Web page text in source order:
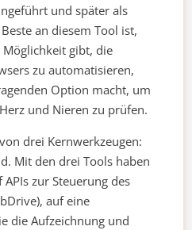
und später als
an diesem Tool ist,
Möglichkeit gibt, die
zu automatisieren,
Option macht, um
und Nieren zu prüfen.
drei Kernwerkzeugen:
Mit den drei Tools haben
zur Steuerung des
auf eine
die Aufzeichnung und